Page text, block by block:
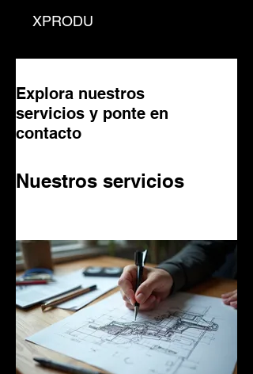
XPRODU
Explora nuestros
servicios y ponte en
contacto
Nuestros servicios